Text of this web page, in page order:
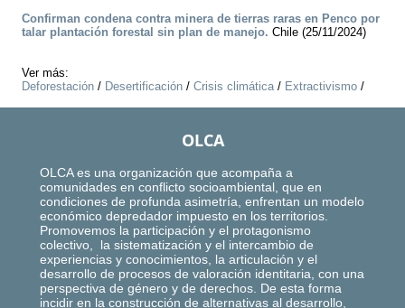
Confirman condena contra minera de tierras raras en Penco por
talar plantación forestal sin plan de manejo. Chile (25/11/2024)
Ver más:
Deforestación / Desertificación / Crisis climática/ Extractivismo /
OLCA
OLCA es una organización que acompaña a
comunidades en conflicto socioambiental, que en
condiciones de profunda asimetría, enfrentan un modelo
económico depredador impuesto en los territorios.
Promovemos la participación y el protagonismo
colectivo, la sistematización y el intercambio de
experiencias y conocimientos, la articulación y el
desarrollo de procesos de valoración identitaria, con una
perspectiva de género y de derechos. De esta forma
incidir en la construcción de alternativas al desarrollo,